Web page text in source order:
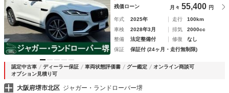
残価ローン 月々 55,400 円
年式 2025年 走行
100km
車検
2028年3月 排気
2000cc
整備
法定整備付 修復
なし
保証
保証付 (24ヶ月・走行無制限)
認定中古車 ディーラー保証 車両状態評価書 グー鑑定
オンライン商談可
オプション見積り可
大阪府堺市北区 ジャガー・ランドローバー堺